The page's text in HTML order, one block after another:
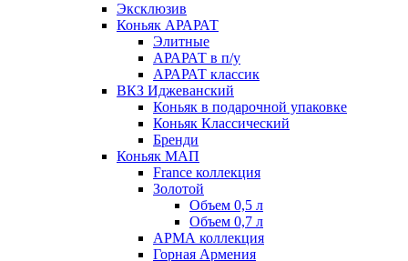
Эксклюзив
Коньяк АРАРАТ
Элитные
АРАРАТ в п/у
АРАРАТ классик
ВКЗ Иджеванский
Коньяк в подарочной упаковке
Коньяк Классический
Бренди
Коньяк МАП
France коллекция
Золотой
Объем 0,5 л
Объем 0,7 л
АРМА коллекция
Горная Армения